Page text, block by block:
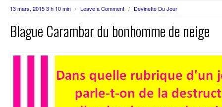
13 mars, 2015 3 h 10 min / Leave a Comment / Devinette Du Jour
Blague Carambar du bonhomme de neige